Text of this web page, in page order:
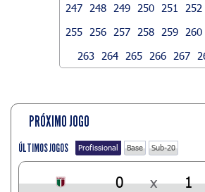
247
248 249 250 251 252
255
256 257 258 259 260
263
264 265 266 267
PRÓXIMO JOGO
ÚLTIMOS JOGOS Profissional Base Sub-20
0 x 1